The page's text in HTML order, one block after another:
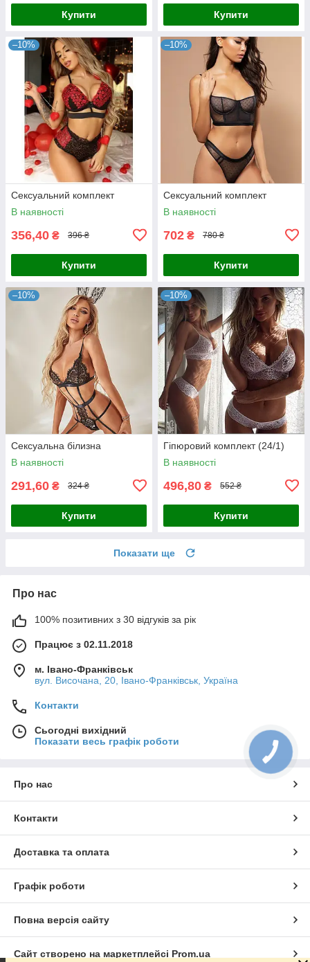
Купити Купити
–10%
Сексуальний комплект
В наявності
356,40 ₴ 396 ₴
Купити
–10%
Сексуальний комплект
В наявності
702 ₴ 780 ₴
Купити
–10%
Сексуальна білизна
В наявності
291,60 ₴ 324 ₴
Купити
–10%
Гіпюровий комплект (24/1)
В наявності
496,80 ₴ 552 ₴
Купити
Показати ще
Про нас
100% позитивних з 30 відгуків за рік
Працює з 02.11.2018
м. Івано-Франківськ
вул. Височана, 20, Івано-Франківськ, Україна
Контакти
Сьогодні вихідний
Показати весь графік роботи
Про нас
Контакти
Доставка та оплата
Графік роботи
Повна версія сайту
Сайт створено на маркетплейсі Prom.ua